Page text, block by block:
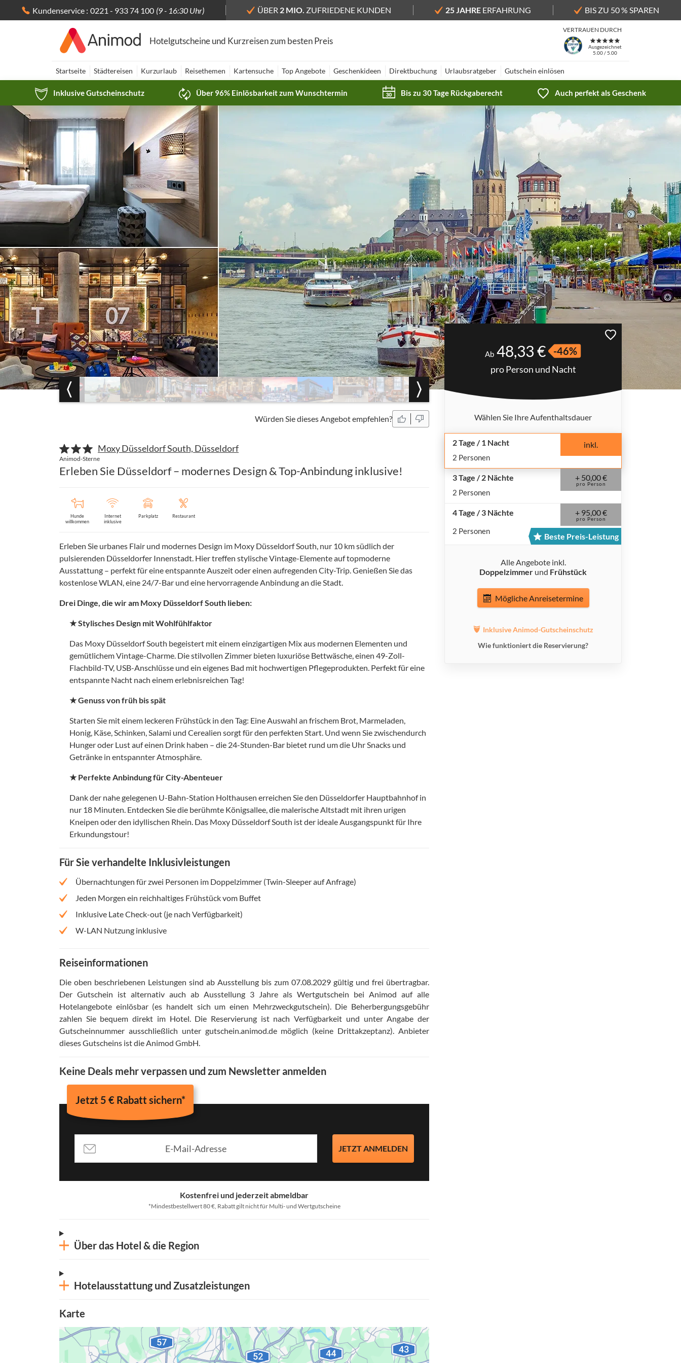
Kundenservice : 0221 - 933 74 100 (9 - 16:30 Uhr) ÜBER 2 MIO. ZUFRIEDENE KUNDEN 25 JAHREERFAHRUNG BIS ZU 50 % SPAREN
Hotelgutscheine und Kurzreisen zum besten Preis
VERTRAUEN DURCH
Ausgezeichnet
5.00 / 5.00
Startseite Städtereisen Kurzurlaub Reisethemen Kartensuche Top Angebote Geschenkideen Direktbuchung Urlaubsratgeber Gutschein einlösen
Inklusive Gutscheinschutz Über 96% Einlösbarkeit zum Wunschtermin Bis zu 30 Tage Rückgaberecht Auch perfekt als Geschenk
Würden Sie dieses Angebot empfehlen?
Animod-Sterne
Moxy Düsseldorf South, Düsseldorf
Erleben Sie Düsseldorf – modernes Design & Top-Anbindung inklusive!
Hunde
willkommen
Internet
inklusive
Parkplatz Restaurant
Erleben Sie urbanes Flair und modernes Design im Moxy Düsseldorf South, nur 10 km südlich der
pulsierenden Düsseldorfer Innenstadt. Hier treffen stylische Vintage-Elemente auf topmoderne
Ausstattung – perfekt für eine entspannte Auszeit oder einen aufregenden City-Trip. Genießen Sie das
kostenlose WLAN, eine 24/7-Bar und eine hervorragende Anbindung an die Stadt.
Drei Dinge, die wir am Moxy Düsseldorf South lieben:
★ Stylisches Design mit Wohlfühlfaktor
Das Moxy Düsseldorf South begeistert mit einem einzigartigen Mix aus modernen Elementen und
gemütlichem Vintage-Charme. Die stilvollen Zimmer bieten luxuriöse Bettwäsche, einen 49-Zoll-
Flachbild-TV, USB-Anschlüsse und ein eigenes Bad mit hochwertigen Pflegeprodukten. Perfekt für eine
entspannte Nacht nach einem erlebnisreichen Tag!
★ Genuss von früh bis spät
Starten Sie mit einem leckeren Frühstück in den Tag: Eine Auswahl an frischem Brot, Marmeladen,
Honig, Käse, Schinken, Salami und Cerealien sorgt für den perfekten Start. Und wenn Sie zwischendurch
Hunger oder Lust auf einen Drink haben – die 24-Stunden-Bar bietet rund um die Uhr Snacks und
Getränke in entspannter Atmosphäre.
★ Perfekte Anbindung für City-Abenteuer
Dank der nahe gelegenen U-Bahn-Station Holthausen erreichen Sie den Düsseldorfer Hauptbahnhof in
nur 18 Minuten. Entdecken Sie die berühmte Königsallee, die malerische Altstadt mit ihren urigen
Kneipen oder den idyllischen Rhein. Das Moxy Düsseldorf South ist der ideale Ausgangspunkt für Ihre
Erkundungstour!
Für Sie verhandelte Inklusivleistungen
Übernachtungen für zwei Personen im Doppelzimmer (Twin-Sleeper auf Anfrage)
Jeden Morgen ein reichhaltiges Frühstück vom Buffet
Inklusive Late Check-out (je nach Verfügbarkeit)
W-LAN Nutzung inklusive
Reiseinformationen
Die oben beschriebenen Leistungen sind ab Ausstellung bis zum 07.08.2029 gültig und frei übertragbar.
Der Gutschein ist alternativ auch ab Ausstellung 3 Jahre als Wertgutschein bei Animod auf alle
Hotelangebote einlösbar (es handelt sich um einen Mehrzweckgutschein). Die Beherbergungsgebühr
zahlen Sie bequem direkt im Hotel. Die Reservierung ist nach Verfügbarkeit und unter Angabe der
Gutscheinnummer ausschließlich unter gutschein.animod.de möglich (keine Drittakzeptanz).Anbieter
dieses Gutscheins ist die Animod GmbH.
Keine Deals mehr verpassen und zum Newsletter anmelden
Jetzt 5 € Rabatt sichern*
JETZT ANMELDEN
Kostenfrei und jederzeit abmeldbar
*Mindestbestellwert 80 €, Rabatt gilt nicht für Multi- und Wertgutscheine
Über das Hotel & die Region
Hotelausstattung und Zusatzleistungen
Karte
Ab 48,33 € -46%
pro Person und Nacht
Wählen Sie Ihre Aufenthaltsdauer
2 Tage / 1 Nacht inkl.
2 Personen
3 Tage / 2 Nächte + 50,00 €
pro Person
2 Personen
4 Tage / 3 Nächte + 95,00 €
pro Person
2 Personen
Beste Preis-Leistung
Alle Angebote inkl.
Doppelzimmer und Frühstück
Mögliche Anreisetermine
Inklusive Animod-Gutscheinschutz
Wie funktioniert die Reservierung?